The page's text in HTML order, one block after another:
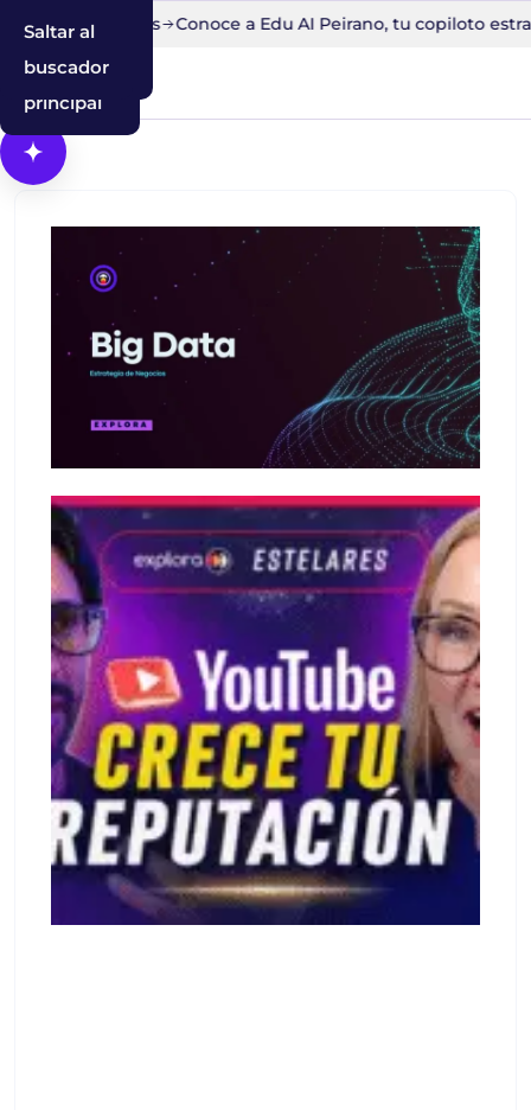
Saltar al
contenido
principal
Saltar a la
navegación
Saltar al
buscador
en 30 minutos Conoce a Edu AI Peirano, tu copiloto
Abrir Cosmos, el asistente con IA